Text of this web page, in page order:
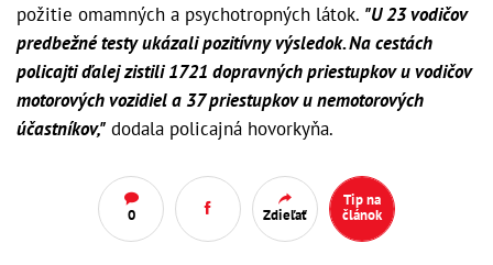
požitie omamných a psychotropných látok. "U 23 vodičov
predbežné testy ukázali pozitívny výsledok. Na cestách
policajti ďalej zistili 1721 dopravných priestupkov u vodičov
motorových vozidiel a 37 priestupkov u nemotorových
účastníkov," dodala policajná hovorkyňa.
0 Zdieľať
Tip na
článok